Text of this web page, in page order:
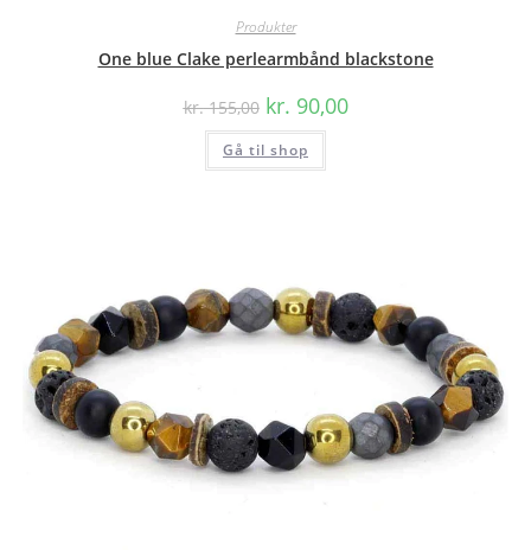
Produkter
One blue Clake perlearmbånd blackstone
kr.155,00 Den
oprindelige
pris
var:
kr. 155,00.
kr. 90,00Den
aktuelle
Gå til shop